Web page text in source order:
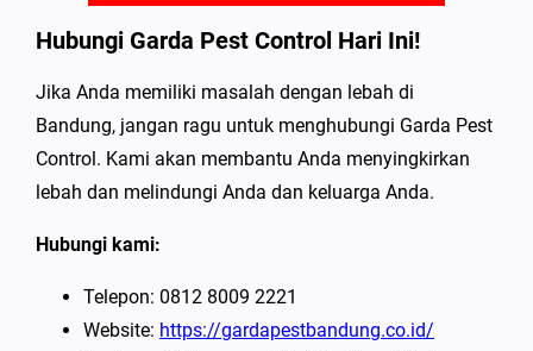
Hubungi Garda Pest Control Hari Ini!
Jika Anda memiliki masalah dengan lebah di
Bandung, jangan ragu untuk menghubungi Garda Pest
Control. Kami akan membantu Anda menyingkirkan
lebah dan melindungi Anda dan keluarga Anda.
Hubungi kami:
Telepon: 0812 8009 2221
Website: https://gardapestbandung.co.id/